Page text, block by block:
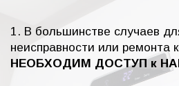
1. В большинстве случаев
неисправности или ремонта
НЕОБХОДИМ ДОСТУП к